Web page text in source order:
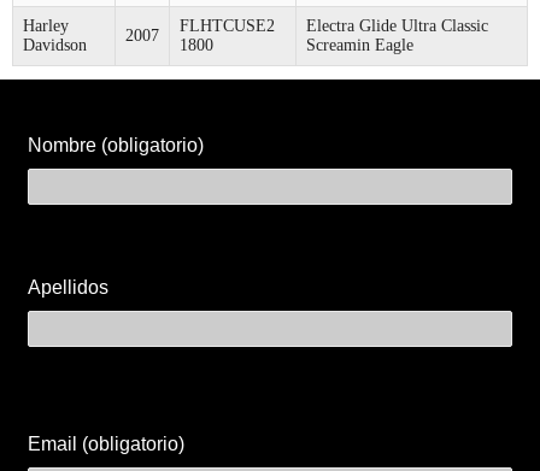
Harley
Davidson
2007
FLHTCUSE2
1800
Electra Glide Ultra Classic
Screamin Eagle
Nombre (obligatorio)
Apellidos
Email (obligatorio)